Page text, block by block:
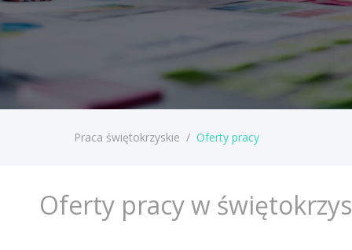
Praca świętokrzyskie / Oferty pracy
Oferty pracy w